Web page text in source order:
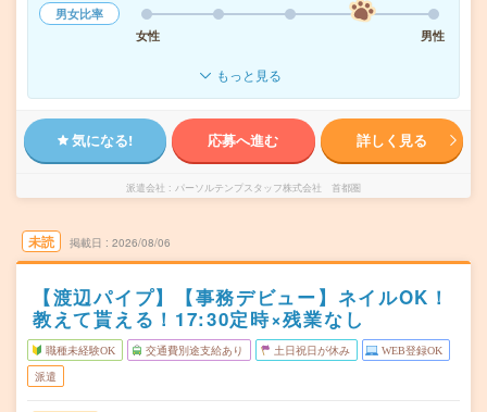
男女比率
女性
男性
もっと見る
気になる! 応募へ進む 詳しく見る
派遣会社 パーソルテンプスタッフ株式会社 首都圏
未読 掲載日 2026/08/06
【渡辺パイプ】【事務デビュー】ネイルOK！
教えて貰える！17:30定時×残業なし
職種未経験OK 交通費別途支給あり 土日祝日が休み WEB登録OK
派遣